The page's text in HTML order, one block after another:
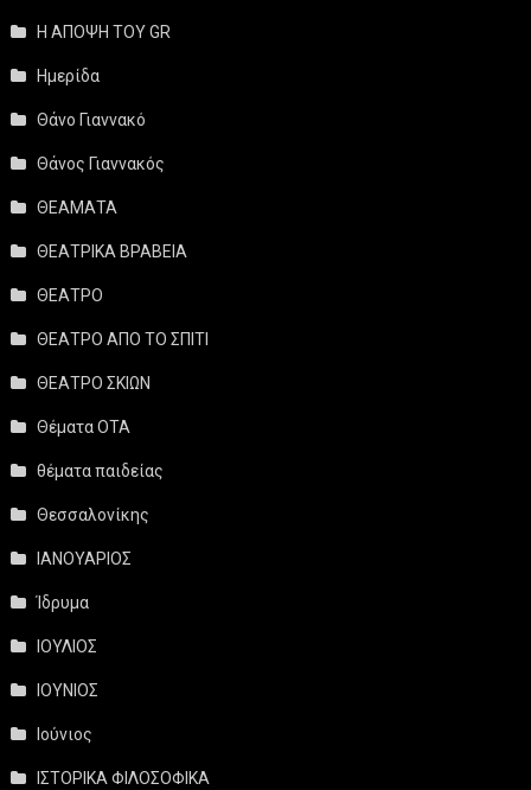
Η ΑΠΟΨΗ ΤΟΥ GR
Ημερίδα
Θάνο Γιαννακό
Θάνος Γιαννακός
ΘΕΑΜΑΤΑ
ΘΕΑΤΡΙΚΑ ΒΡΑΒΕΙΑ
ΘΕΑΤΡΟ
ΘΕΑΤΡΟ ΑΠΟ ΤΟ ΣΠΙΤΙ
ΘΕΑΤΡΟ ΣΚΙΩΝ
Θέματα ΟΤΑ
θέματα παιδείας
Θεσσαλονίκης
ΙΑΝΟΥΑΡΙΟΣ
Ίδρυμα
ΙΟΥΛΙΟΣ
ΙΟΥΝΙΟΣ
Ιούνιος
ΙΣΤΟΡΙΚΑ ΦΙΛΟΣΟΦΙΚΑ